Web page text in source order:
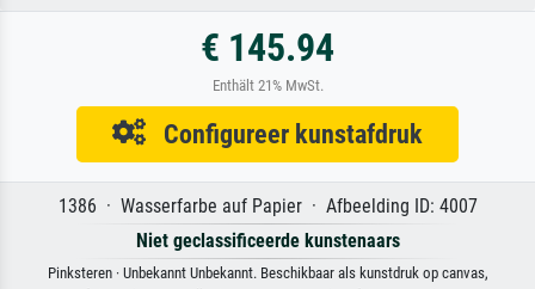
€ 145.94
Enthält 21% MwSt.
Configureer kunstafdruk
1386 · Wasserfarbe auf Papier · Afbeelding ID: 4007
Niet geclassificeerde kunstenaars
Pinksteren · Unbekannt Unbekannt. Beschikbaar als kunstdruk op canvas,